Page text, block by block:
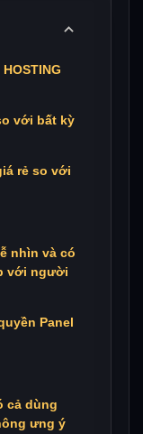
với bất kỳ
rẻ so với
nhìn và có
với người
Panel
cả dùng
ưng ý